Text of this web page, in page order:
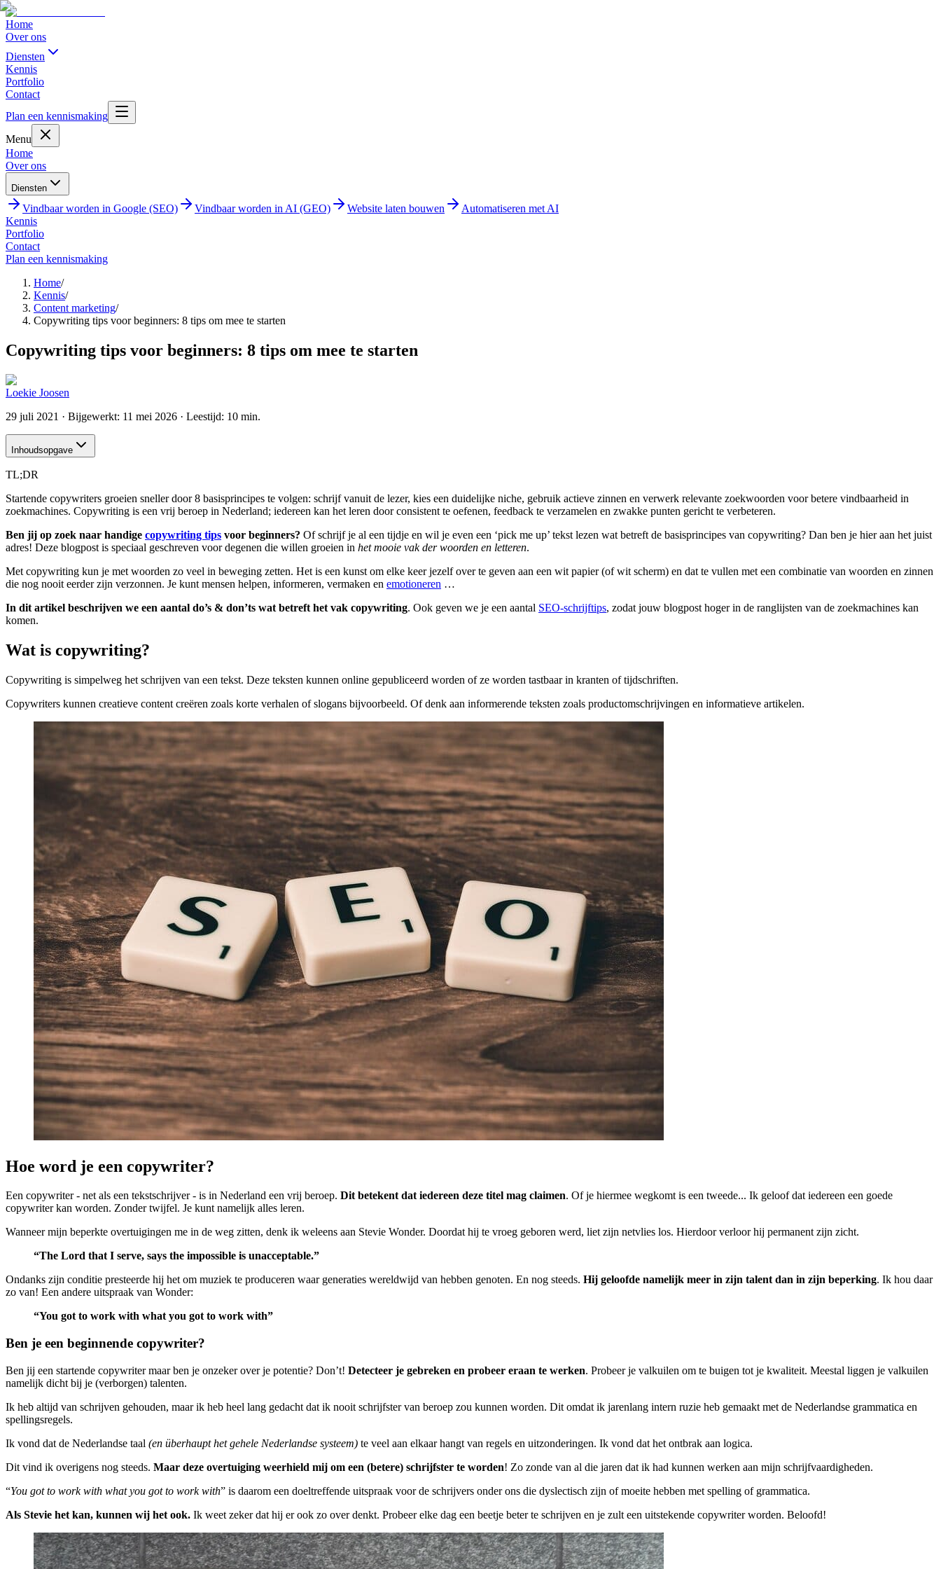
Home
Over ons
Diensten
Kennis
Portfolio
Contact
Plan een kennismaking
Menu
Home
Over ons
Diensten
Vindbaar worden in Google (SEO) Vindbaar worden in AI (GEO) Website laten bouwen
Automatiseren met AI
Kennis
Portfolio
Contact
Plan een kennismaking
Home/
Kennis/
Content marketing/
Copywriting tips voor beginners: 8 tips om mee te starten
Copywriting tips voor beginners: 8 tips om mee te starten
Loekie Joosen
29 juli 2021 · Bijgewerkt: 11 mei 2026 · Leestijd: 10 min.
Inhoudsopgave
TL;DR
Startende copywriters groeien sneller door 8 basisprincipes te volgen: schrijf vanuit de lezer, kies een duidelijke niche, gebruik actieve zinnen en verwerk relevante zoekwoorden voor betere vindbaarheid in
zoekmachines. Copywriting is een vrij beroep in Nederland; iedereen kan het leren door consistent te oefenen, feedback te verzamelen en zwakke punten gericht te verbeteren.
Ben jij op zoek naar handige copywriting tips voor beginners? Of schrijf je al een tijdje en wil je even een ‘pick me up’ tekst lezen wat betreft de basisprincipes van copywriting? Dan ben je hier aan het juist
adres! Deze blogpost is speciaal geschreven voor degenen die willen groeien in het mooie vak der woorden en letteren.
Met copywriting kun je met woorden zo veel in beweging zetten. Het is een kunst om elke keer jezelf over te geven aan een wit papier (of wit scherm) en dat te vullen met een combinatie van woorden en zinnen
die nog nooit eerder zijn verzonnen. Je kunt mensen helpen, informeren, vermaken en emotioneren …
In dit artikel beschrijven we een aantal do’s & don’ts wat betreft het vak copywriting. Ook geven we je een aantal SEO-schrijftips, zodat jouw blogpost hoger in de ranglijsten van de zoekmachines kan
komen.
Wat is copywriting?
Copywriting is simpelweg het schrijven van een tekst. Deze teksten kunnen online gepubliceerd worden of ze worden tastbaar in kranten of tijdschriften.
Copywriters kunnen creatieve content creëren zoals korte verhalen of slogans bijvoorbeeld. Of denk aan informerende teksten zoals productomschrijvingen en informatieve artikelen.
Hoe word je een copywriter?
Een copywriter - net als een tekstschrijver - is in Nederland een vrij beroep. Dit betekent dat iedereen deze titel mag claimen. Of je hiermee wegkomt is een tweede... Ik geloof dat iedereen een goede
copywriter kan worden. Zonder twijfel. Je kunt namelijk alles leren.
Wanneer mijn beperkte overtuigingen me in de weg zitten, denk ik weleens aan Stevie Wonder. Doordat hij te vroeg geboren werd, liet zijn netvlies los. Hierdoor verloor hij permanent zijn zicht.
“The Lord that I serve, says the impossible is unacceptable.”
Ondanks zijn conditie presteerde hij het om muziek te produceren waar generaties wereldwijd van hebben genoten. En nog steeds. Hij geloofde namelijk meer in zijn talent dan in zijn beperking. Ik hou daar
zo van! Een andere uitspraak van Wonder:
“You got to work with what you got to work with”
Ben je een beginnende copywriter?
Ben jij een startende copywriter maar ben je onzeker over je potentie? Don’t! Detecteer je gebreken en probeer eraan te werken. Probeer je valkuilen om te buigen tot je kwaliteit. Meestal liggen je valkuilen
namelijk dicht bij je (verborgen) talenten.
Ik heb altijd van schrijven gehouden, maar ik heb heel lang gedacht dat ik nooit schrijfster van beroep zou kunnen worden. Dit omdat ik jarenlang intern ruzie heb gemaakt met de Nederlandse grammatica en
spellingsregels.
Ik vond dat de Nederlandse taal (en überhaupt het gehele Nederlandse systeem) te veel aan elkaar hangt van regels en uitzonderingen. Ik vond dat het ontbrak aan logica.
Dit vind ik overigens nog steeds. Maar deze overtuiging weerhield mij om een (betere) schrijfster te worden! Zo zonde van al die jaren dat ik had kunnen werken aan mijn schrijfvaardigheden.
“You got to work with what you got to work with” is daarom een doeltreffende uitspraak voor de schrijvers onder ons die dyslectisch zijn of moeite hebben met spelling of grammatica.
Als Stevie het kan, kunnen wij het ook. Ik weet zeker dat hij er ook zo over denkt. Probeer elke dag een beetje beter te schrijven en je zult een uitstekende copywriter worden. Beloofd!